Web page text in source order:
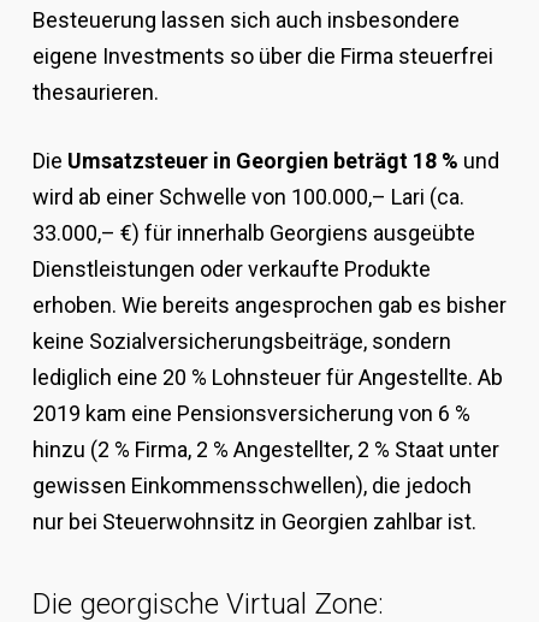
Besteuerung lassen sich auch insbesondere
eigene Investments so über die Firma steuerfrei
thesaurieren.
Die Umsatzsteuer in Georgien beträgt 18 % und
wird ab einer Schwelle von 100.000,– Lari (ca.
33.000,– €) für innerhalb Georgiens ausgeübte
Dienstleistungen oder verkaufte Produkte
erhoben. Wie bereits angesprochen gab es bisher
keine Sozialversicherungsbeiträge, sondern
lediglich eine 20 % Lohnsteuer für Angestellte. Ab
2019 kam eine Pensionsversicherung von 6 %
hinzu (2 % Firma, 2 % Angestellter, 2 % Staat unter
gewissen Einkommensschwellen), die jedoch
nur bei Steuerwohnsitz in Georgien zahlbar ist.
Die georgische Virtual Zone: